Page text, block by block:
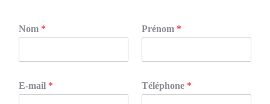
Nom * Prénom *
E-mail * Téléphone *